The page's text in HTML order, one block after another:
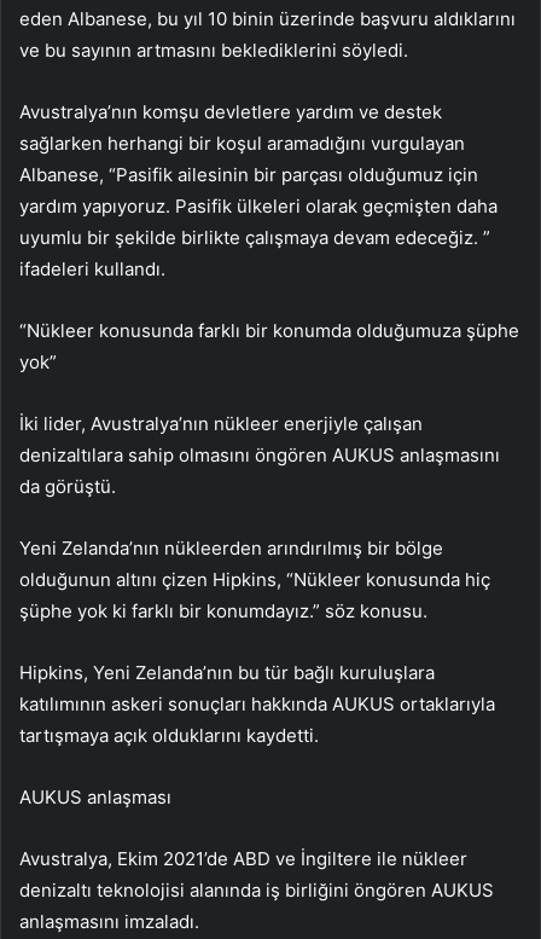
eden Albanese, bu yıl 10 binin üzerinde başvuru aldıklarını
ve bu sayının artmasını beklediklerini söyledi.
Avustralya’nın komşu devletlere yardım ve destek
sağlarken herhangi bir koşul aramadığını vurgulayan
Albanese, “Pasifik ailesinin bir parçası olduğumuz için
yardım yapıyoruz. Pasifik ülkeleri olarak geçmişten daha
uyumlu bir şekilde birlikte çalışmaya devam edeceğiz. ”
ifadeleri kullandı.
“Nükleer konusunda farklı bir konumda olduğumuza şüphe
yok”
İki lider, Avustralya’nın nükleer enerjiyle çalışan
denizaltılara sahip olmasını öngören AUKUS anlaşmasını
da görüştü.
Yeni Zelanda’nın nükleerden arındırılmış bir bölge
olduğunun altını çizen Hipkins, “Nükleer konusunda hiç
şüphe yok ki farklı bir konumdayız.” söz konusu.
Hipkins, Yeni Zelanda’nın bu tür bağlı kuruluşlara
katılımının askeri sonuçları hakkında AUKUS ortaklarıyla
tartışmaya açık olduklarını kaydetti.
AUKUS anlaşması
Avustralya, Ekim 2021’de ABD ve İngiltere ile nükleer
denizaltı teknolojisi alanında iş birliğini öngören AUKUS
anlaşmasını imzaladı.